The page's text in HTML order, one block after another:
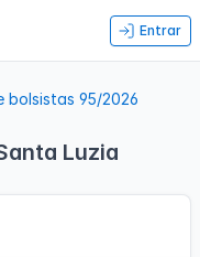
Entrar
bolsistas 95/2026
Luzia